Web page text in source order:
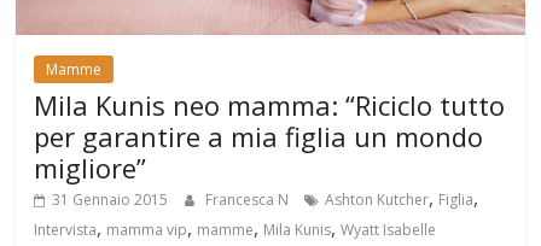
Mamme
Mila Kunis neo mamma: “Riciclo tutto
per garantire a mia figlia un mondo
migliore”
31 Gennaio 2015 Francesca N Ashton Kutcher, Figlia,
Intervista, mamma vip, mamme, Mila Kunis,Wyatt Isabelle